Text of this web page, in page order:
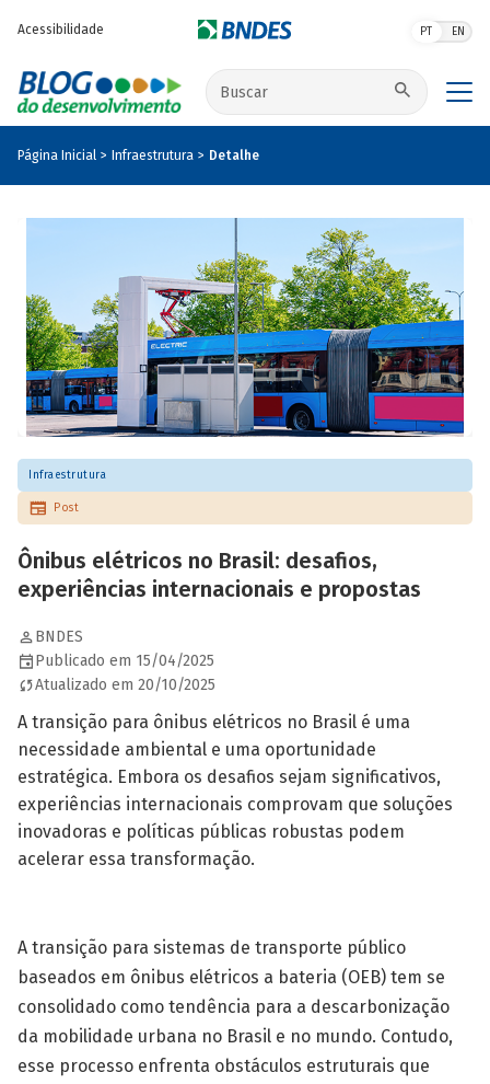
Acessibilidade PT EN
Buscar no site
Página Inicial Infraestrutura Detalhe
Infraestrutura
Post
Ônibus elétricos no Brasil: desafios,
experiências internacionais e propostas
BNDES
Publicado em 15/04/2025
Atualizado em 20/10/2025
A transição para ônibus elétricos no Brasil é uma
necessidade ambiental e uma oportunidade
estratégica. Embora os desafios sejam significativos,
experiências internacionais comprovam que soluções
inovadoras e políticas públicas robustas podem
acelerar essa transformação.
A transição para sistemas de transporte público
baseados em ônibus elétricos a bateria (OEB) tem se
consolidado como tendência para a descarbonização
da mobilidade urbana no Brasil e no mundo. Contudo,
esse processo enfrenta obstáculos estruturais que